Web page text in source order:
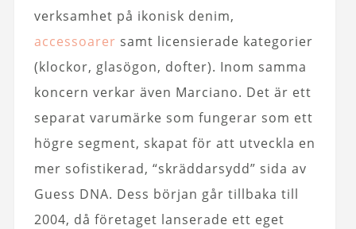
verksamhet på ikonisk denim,
accessoarer samt licensierade kategorier
(klockor, glasögon, dofter). Inom samma
koncern verkar även Marciano. Det är ett
separat varumärke som fungerar som ett
högre segment, skapat för att utveckla en
mer sofistikerad, “skräddarsydd” sida av
Guess DNA. Dess början går tillbaka till
2004, då företaget lanserade ett eget